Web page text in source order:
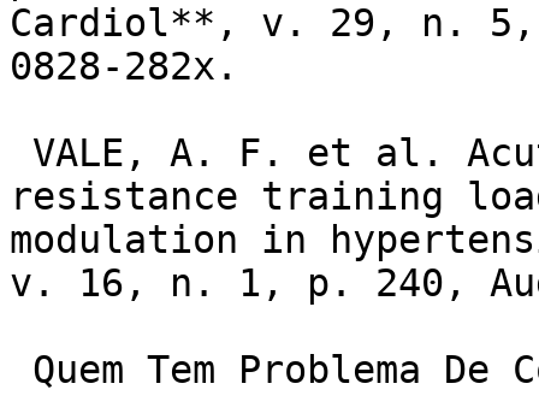
Cardiol**, v. 29, n. 5,
0828-282x.
resistance training
modulation in
v. 16, n. 1, p. 240, Aug